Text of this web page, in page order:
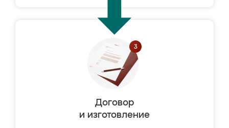
Договор
и изготовление